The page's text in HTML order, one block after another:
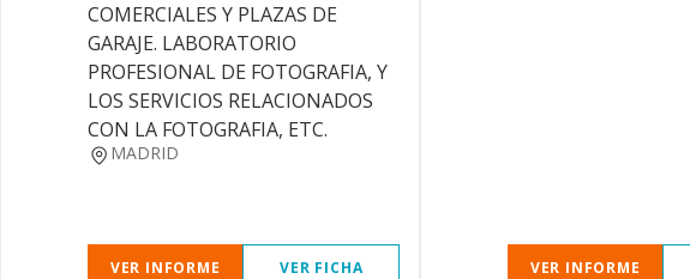
COMERCIALES Y PLAZAS DE
GARAJE. LABORATORIO
PROFESIONAL DE FOTOGRAFIA, Y
LOS SERVICIOS RELACIONADOS
CON LA FOTOGRAFIA, ETC.
MADRID
VER INFORME VER FICHA VER INFORME